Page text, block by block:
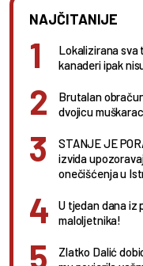
NAJČITANIJE
Lokalizirana sva
kanaderi ipak
Brutalan
dvojicu
STANJE JE
izvida
onečišćenja u
U tjedan dana iz
maloljetnika!
Zlatko Dalić